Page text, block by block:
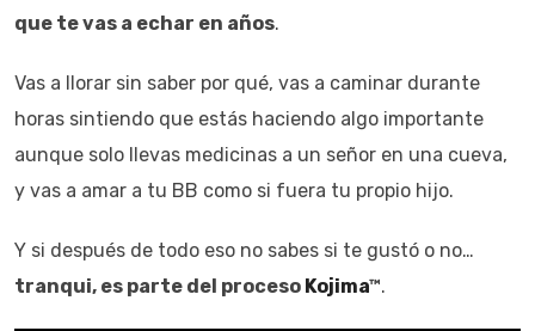
que te vas a echar en años.
Vas a llorar sin saber por qué, vas a caminar durante
horas sintiendo que estás haciendo algo importante
aunque solo llevas medicinas a un señor en una cueva,
y vas a amar a tu BB como si fuera tu propio hijo.
Y si después de todo eso no sabes si te gustó o no…
tranqui, es parte del proceso Kojima™.